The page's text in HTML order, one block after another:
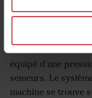
Terrain
Pour maintenir une
constante en terrain
équipé d'une
semeurs. Le
machine se trouve